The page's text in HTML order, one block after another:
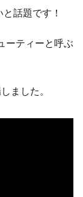
話題です！
ーティーと呼ぶ
ました。